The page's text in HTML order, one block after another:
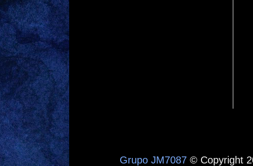
Grupo JM7087 © Copyright